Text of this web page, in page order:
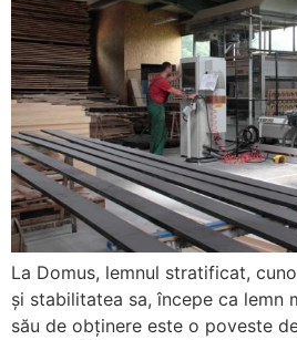
La Domus, lemnul stratificat,
și stabilitatea sa, începe ca lemn
său de obținere este o poveste